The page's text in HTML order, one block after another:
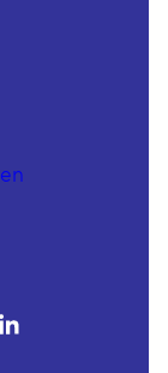
https://www.linkedin.com/company/proactif-sis-s%C3%A0rl/